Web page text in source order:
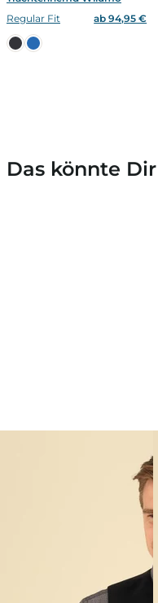
Regular Fit
ab 94,95 €
Das könnte